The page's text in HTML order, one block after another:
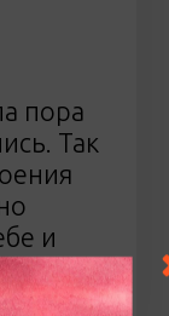
пора
Так
и
год.